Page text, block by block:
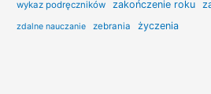
wykaz podręczników zakończenie roku
zdalne nauczanie zebrania życzenia